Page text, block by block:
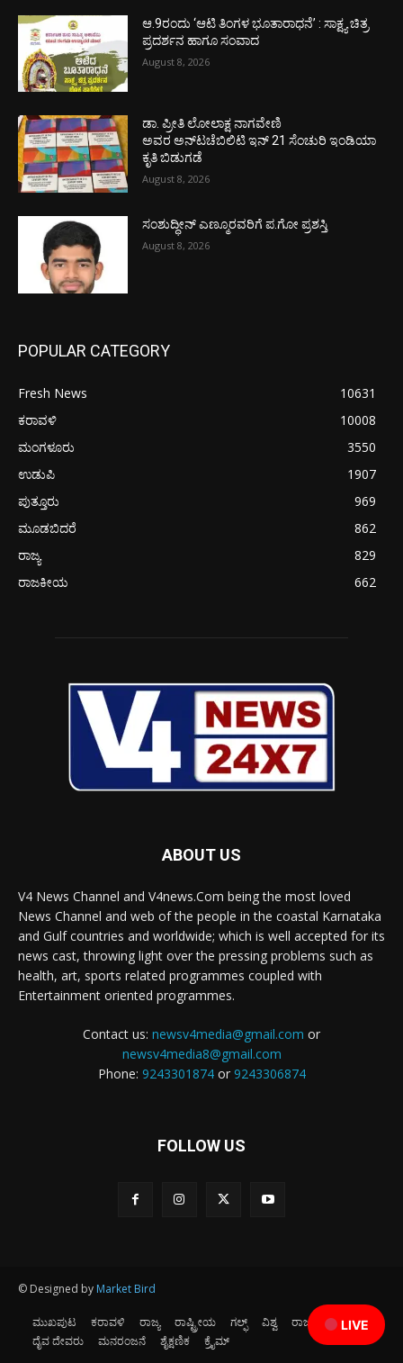
LIVE
ಆ.9ರಂದು ‘ಆಟಿ ತಿಂಗಳ ಭೂತಾರಾಧನೆ’ : ಸಾಕ್ಷ್ಯ ಚಿತ್ರ
ಪ್ರದರ್ಶನ ಹಾಗೂ ಸಂವಾದ
August 8, 2026
ಡಾ. ಪ್ರೀತಿ ಲೋಲಾಕ್ಷ ನಾಗವೇಣಿ
ಅವರ ಅನ್‌ಟಚೆಬಿಲಿಟಿ ಇನ್ 21 ಸೆಂಚುರಿ ಇಂಡಿಯಾ
ಕೃತಿ ಬಿಡುಗಡೆ
August 8, 2026
ಸಂಶುದ್ಧೀನ್ ಎಣ್ಮೂರವರಿಗೆ ಪ.ಗೋ ಪ್ರಶಸ್ತಿ
August 8, 2026
POPULAR CATEGORY
Fresh News
10631
ಕರಾವಳಿ
10008
ಮಂಗಳೂರು
3550
ಉಡುಪಿ
1907
ಪುತ್ತೂರು
969
ಮೂಡಬಿದರೆ
862
ರಾಜ್ಯ
829
ರಾಜಕೀಯ
662
ABOUT US
V4 News Channel and V4news.Com being the most loved
News Channel and web of the people in the coastal Karnataka
and Gulf countries and worldwide; which is well accepted for its
news cast, throwing light over the pressing problems such as
health, art, sports related programmes coupled with
Entertainment oriented programmes.
Contact us: newsv4media@gmail.com or
newsv4media8@gmail.com
Phone: 9243301874or 9243306874
FOLLOW US
© Designed by Market Bird
ಮುಖಪುಟ ಕರಾವಳಿ ರಾಜ್ಯ ರಾಷ್ಟ್ರೀಯ ಗಲ್ಫ್ ವಿಶ್ವ ರಾಜಕೀಯ
ಕ್ರೀಡೆ
ದೈವ ದೇವರು
ಮನರಂಜನೆ ಶೈಕ್ಷಣಿಕ ಕ್ರೈಮ್